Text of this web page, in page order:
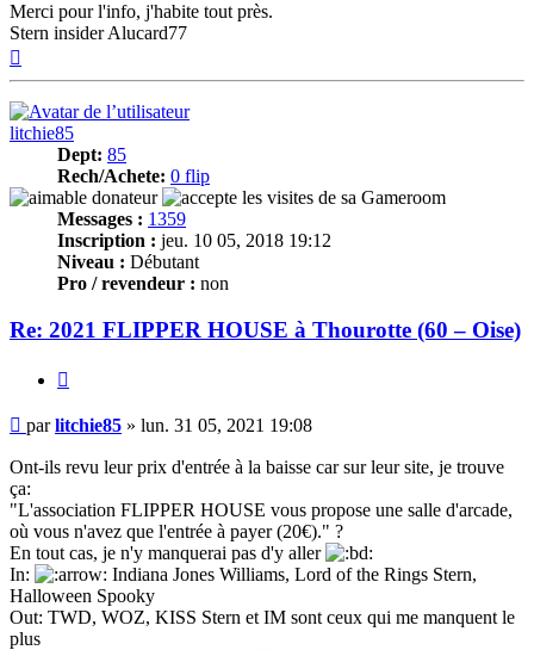
Merci pour l'info, j'habite tout près.
Stern insider Alucard77
litchie85
Dept: 85
Rech/Achete: 0 flip
Messages : 1359
Inscription : jeu. 10 05, 2018 19:12
Niveau : Débutant
Pro / revendeur : non
Re: 2021 FLIPPER HOUSE à Thourotte (60 – Oise)
Message
parlitchie85 » lun. 31 05, 2021 19:08
Ont-ils revu leur prix d'entrée à la baisse car sur leur site, je trouve
ça:
"L'association FLIPPER HOUSE vous propose une salle d'arcade,
où vous n'avez que l'entrée à payer (20€)." ?
En tout cas, je n'y manquerai pas d'y aller
In:
Indiana Jones Williams, Lord of the Rings Stern,
Halloween Spooky
Out: TWD, WOZ, KISS Stern et IM sont ceux qui me manquent le
plus